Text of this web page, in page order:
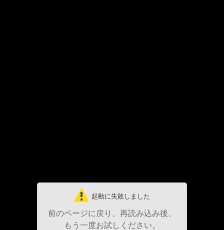
起動に失敗しました
前のページに戻り、再読み込み後、
もう一度お試しください。